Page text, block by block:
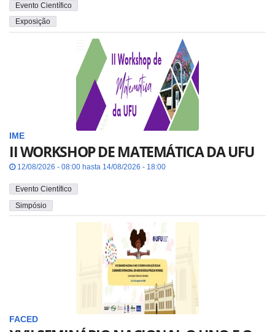
Evento Científico
Exposição
IME
II WORKSHOP DE MATEMÁTICA DA UFU
12/08/2026 - 08:00 hasta 14/08/2026 - 18:00
Evento Científico
Simpósio
FACED